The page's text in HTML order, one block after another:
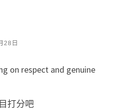
28日
on respect and genuine
打分吧